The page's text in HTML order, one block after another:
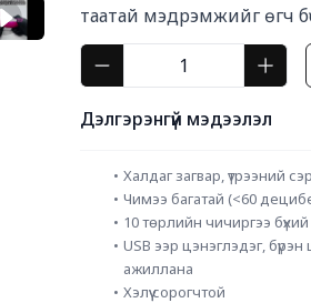
таатай мэдрэмжийг өгч
Дэлгэрэнгүй мэдээлэл
Халдаг загвар, үтрээний
Чимээ багатай (<60
10 төрлийн чичиргээ
USB ээр цэнэглэдэг, бүрэн
ажиллана
Хэлүү сорогчтой